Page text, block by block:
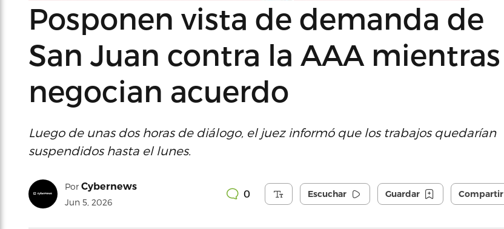
Posponen vista de demanda de
San Juan contra la AAA mientras
negocian acuerdo
Luego de unas dos horas de diálogo, el juez informó que los trabajos quedarían
suspendidos hasta el lunes.
Por Cybernews
Jun 5, 2026
0 Escuchar Guardar Compartir